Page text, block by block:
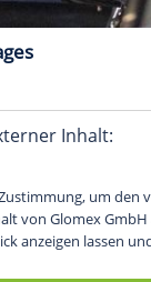
Inhalt:
um den
von Glomex GmbH
anzeigen lassen